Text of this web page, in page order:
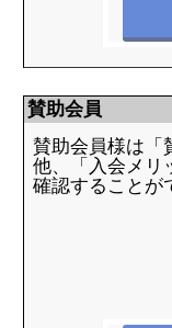
賛助会員
賛助会員様は「
他、「入会メリ
確認することが